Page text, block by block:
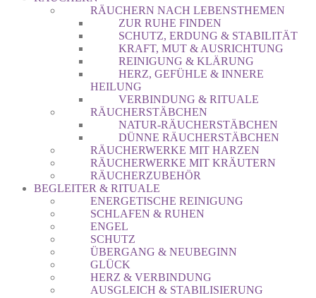
RÄUCHERN NACH LEBENSTHEMEN
ZUR RUHE FINDEN
SCHUTZ, ERDUNG & STABILITÄT
KRAFT, MUT & AUSRICHTUNG
REINIGUNG & KLÄRUNG
HERZ, GEFÜHLE & INNERE
HEILUNG
VERBINDUNG & RITUALE
RÄUCHERSTÄBCHEN
NATUR-RÄUCHERSTÄBCHEN
DÜNNE RÄUCHERSTÄBCHEN
RÄUCHERWERKE MIT HARZEN
RÄUCHERWERKE MIT KRÄUTERN
RÄUCHERZUBEHÖR
BEGLEITER & RITUALE
ENERGETISCHE REINIGUNG
SCHLAFEN & RUHEN
ENGEL
SCHUTZ
ÜBERGANG & NEUBEGINN
GLÜCK
HERZ & VERBINDUNG
AUSGLEICH & STABILISIERUNG